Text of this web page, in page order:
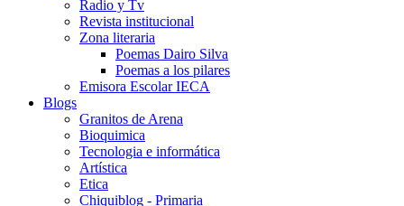
Radio y Tv
Revista institucional
Zona literaria
Poemas Dairo Silva
Poemas a los pilares
Emisora Escolar IECA
Blogs
Granitos de Arena
Bioquimica
Tecnologia e informática
Artística
Etica
Chiquiblog - Primaria